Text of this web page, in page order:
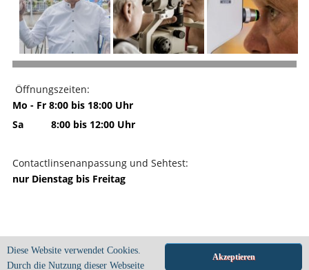
Öffnungszeiten:
Mo - Fr 8:00 bis 18:00 Uhr
Sa 8:00 bis 12:00 Uhr
Contactlinsenanpassung und Sehtest:
nur Dienstag bis Freitag
Visus 1 optik • Uwe Brüning • Große
Allee 53 • 89407 Dillingen • Tel. 09071
Akzeptieren
Diese Website verwendet Cookies.
Durch die Nutzung dieser Webseite